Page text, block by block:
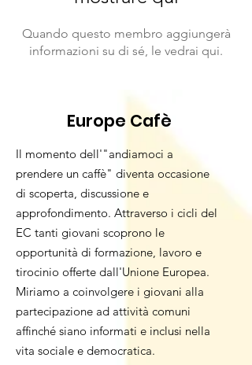
Quando questo membro aggiungerà
informazioni su di sé, le vedrai qui.
Europe Cafè
Il momento dell'"andiamoci a
prendere un caffè" diventa occasione
di scoperta, discussione e
approfondimento. Attraverso i cicli del
EC tanti giovani scoprono le
opportunità di formazione, lavoro e
tirocinio offerte dall'Unione Europea.
Miriamo a coinvolgere i giovani alla
partecipazione ad attività comuni
affinché siano informati e inclusi nella
vita sociale e democratica.